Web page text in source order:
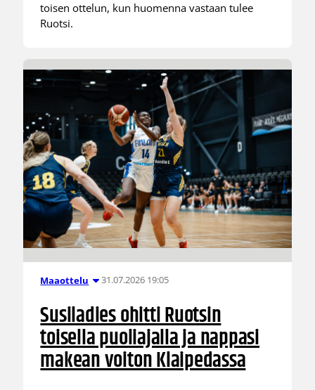
toisen ottelun, kun huomenna vastaan tulee
Ruotsi.
Maaottelu 31.07.2026 19:05
Susiladies ohitti Ruotsin
toisella puoliajalla ja nappasi
makean voiton Klaipedassa